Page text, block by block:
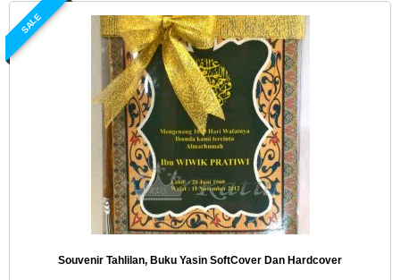
SALE
Souvenir Tahlilan, Buku Yasin SoftCover Dan Hardcover